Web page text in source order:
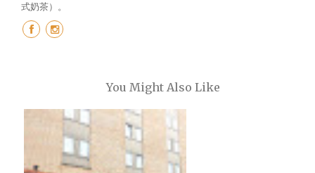
式奶茶）。
You Might Also Like